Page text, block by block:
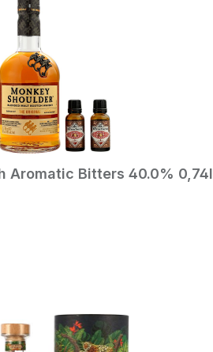
Aromatic Bitters 40.0% 0,74l
In den Warenkorb